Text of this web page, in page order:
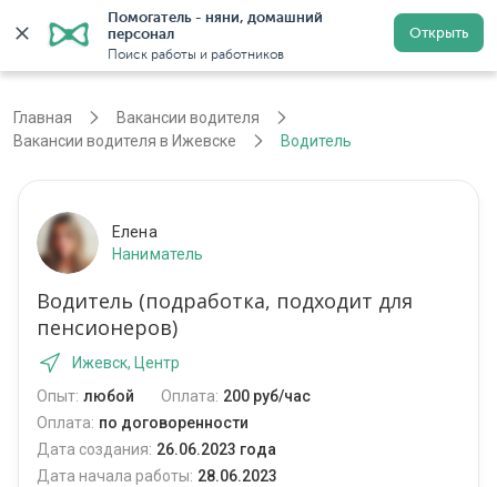
Помогатель - няни, домашний
персонал
Поиск работы и работников
Открыть
Регистрация
Главная
Вакансии водителя
Вакансии водителя в Ижевске
Водитель
Елена
Наниматель
Водитель (подработка, подходит для
пенсионеров)
Ижевск, Центр
Опыт: любой Оплата: 200 руб/час
Оплата: по договоренности
Дата создания: 26.06.2023 года
Дата начала работы: 28.06.2023